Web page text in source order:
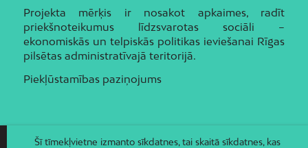
Projekta mērķis ir nosakot apkaimes, radīt
priekšnoteikumus līdzsvarotas sociāli –
ekonomiskās un telpiskās politikas ieviešanai Rīgas
pilsētas administratīvajā teritorijā.
Piekļūstamības paziņojums
Šī tīmekļvietne izmanto sīkdatnes, tai skaitā sīkdatnes, kas